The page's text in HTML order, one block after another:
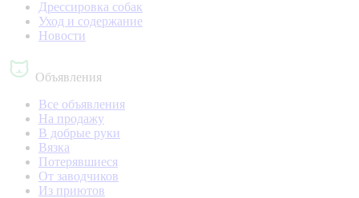
Дрессировка собак
Уход и содержание
Новости
Объявления
Все объявления
На продажу
В добрые руки
Вязка
Потерявшиеся
От заводчиков
Из приютов